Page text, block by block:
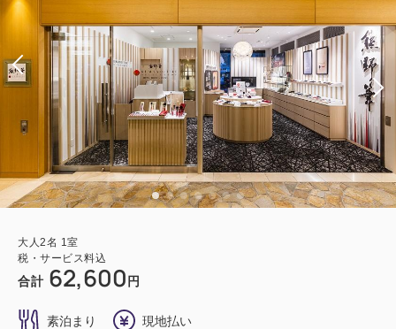
大人2名 1室
税・サービス料込
合計 62,600 円
素泊まり 現地払い